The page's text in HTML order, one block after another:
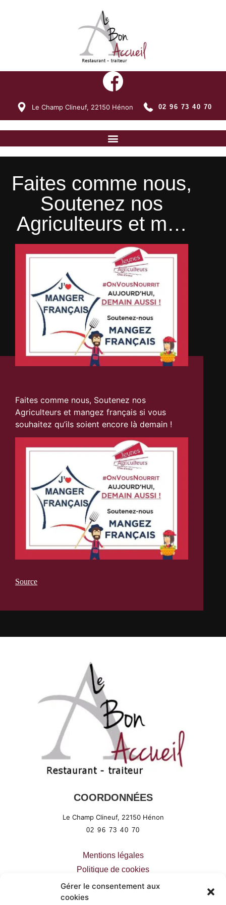
Gérer le consentement aux
cookies
Le Champ Clineuf, 22150 Hénon 02 96 73 40 70
Faites comme nous,
Soutenez nos
Agriculteurs et m…
Faites comme nous, Soutenez nos
Agriculteurs et mangez français si vous
souhaitez qu’ils soient encore là demain !
Source
COORDONNÉES
Le Champ Clineuf, 22150 Hénon
02 96 73 40 70
Mentions légales
Politique de cookies
Déclaration de confidentialité